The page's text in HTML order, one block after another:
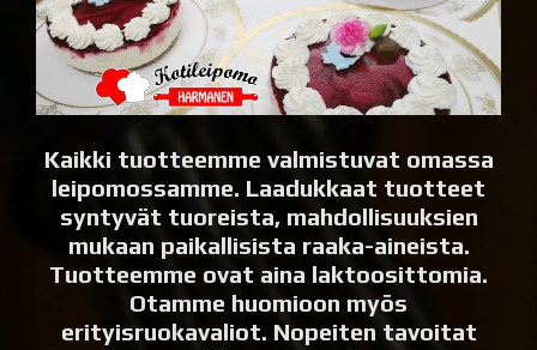
Kaikki tuotteemme valmistuvat omassa
leipomossamme. Laadukkaat tuotteet
syntyvät tuoreista, mahdollisuuksien
mukaan paikallisista raaka-aineista.
Tuotteemme ovat aina laktoosittomia.
Otamme huomioon myös
erityisruokavaliot. Nopeiten tavoitat